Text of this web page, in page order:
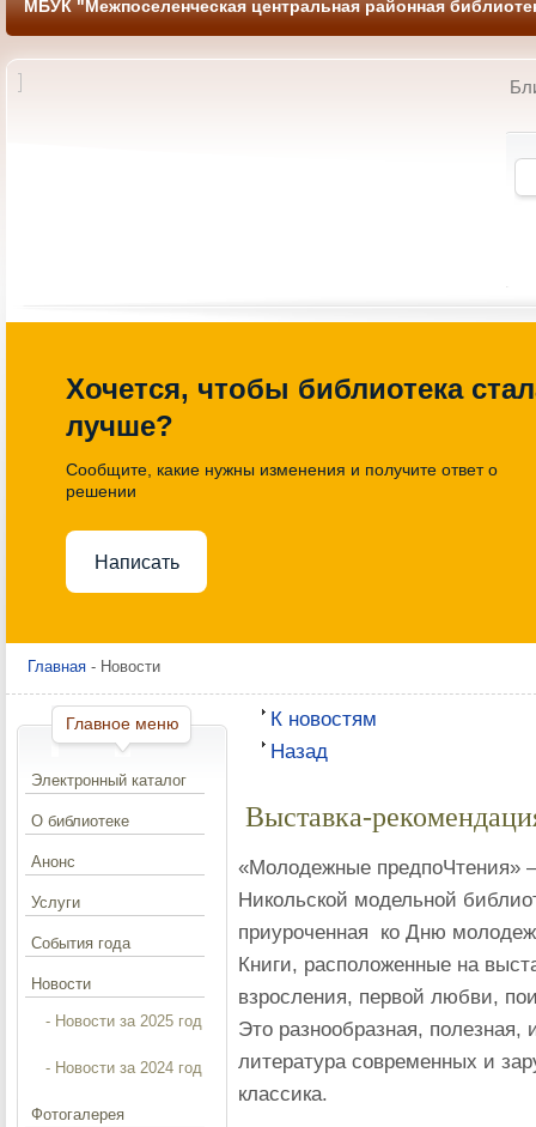
МБУК "Межпоселенческая центральная районная
Хочется, чтобы библиотека
лучше?
Сообщите, какие нужны изменения и получите ответ о
решении
Написать
Главная - Новости
К новостям
Назад
Выставка-
«Молодежные предпоЧтения»
Никольской модельной
приуроченная ко Дню
Книги, расположенные на
взросления, первой любви,
Это разнообразная, полезная,
литература современных и
классика.
Главное меню
Электронный каталог
О библиотеке
Анонс
Услуги
События года
Новости
- Новости за 2025 год
- Новости за 2024 год
Фотогалерея